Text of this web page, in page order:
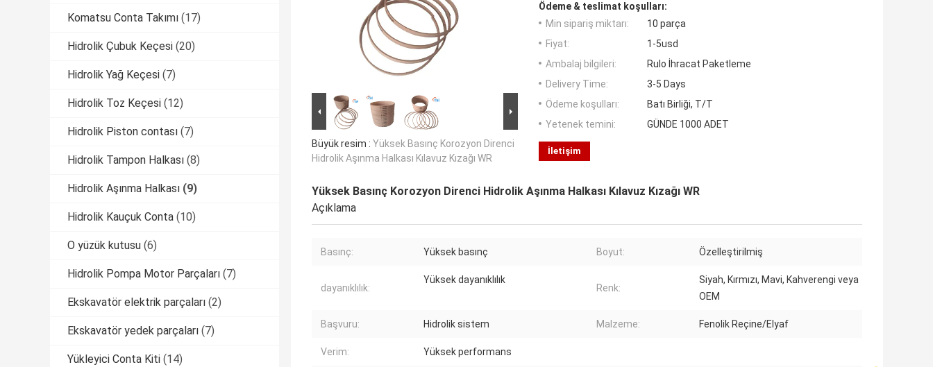
Komatsu Conta Takımı (17)
Hidrolik Çubuk Keçesi (20)
Hidrolik Yağ Keçesi (7)
Hidrolik Toz Keçesi (12)
Hidrolik Piston contası (7)
Hidrolik Tampon Halkası (8)
Hidrolik Aşınma Halkası (9)
Hidrolik Kauçuk Conta (10)
O yüzük kutusu (6)
Hidrolik Pompa Motor Parçaları (7)
Ekskavatör elektrik parçaları (2)
Ekskavatör yedek parçaları (7)
Yükleyici Conta Kiti (14)
Büyük resim : Yüksek Basınç Korozyon Direnci
Hidrolik Aşınma Halkası Kılavuz Kızağı WR
Ödeme & teslimat koşulları:
Min sipariş miktarı:
10 parça
Fiyat:
1-5usd
Ambalaj bilgileri:
Rulo İhracat Paketleme
Delivery Time:
3-5 Days
Ödeme koşulları:
Batı Birliği, T/T
Yetenek temini:
GÜNDE 1000 ADET
İletişim
Yüksek Basınç Korozyon Direnci Hidrolik Aşınma Halkası Kılavuz Kızağı WR
Açıklama
Basınç: Yüksek basınç Boyut: Özelleştirilmiş
dayanıklılık:
Yüksek dayanıklılık
Renk:
Siyah, Kırmızı, Mavi, Kahverengi veya
OEM
Başvuru: Hidrolik sistem Malzeme: Fenolik Reçine/Elyaf
Verim: Yüksek performans